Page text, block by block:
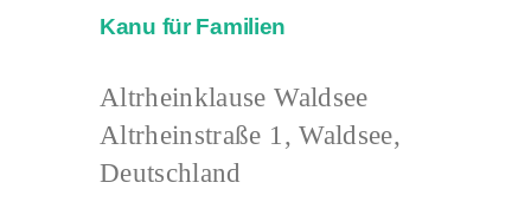
Kanu für Familien
Altrheinklause Waldsee
Altrheinstraße 1, Waldsee,
Deutschland